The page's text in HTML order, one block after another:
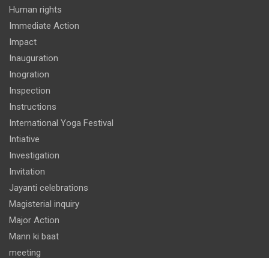
Human rights
Immediate Action
Impact
Inauguration
Inogration
Inspection
Instructions
International Yoga Festival
Intiative
Investigation
Invitation
Jayanti celebrations
Magisterial inquiry
Major Action
Mann ki baat
meeting